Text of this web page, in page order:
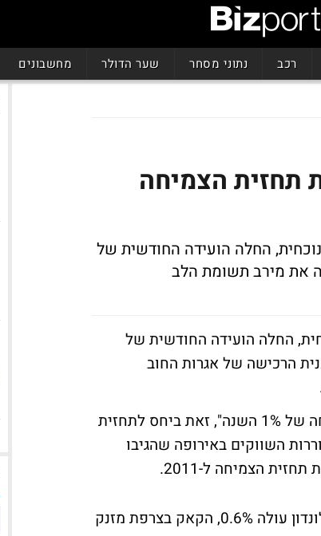
רכב נתוני מסחר שער הדולר מחשבונים
תחזית הצמיחה
החלה הועידה החודשית של
את מירב תשומת הלב
החלה הועידה החודשית של
הרכישה של אגרות החוב
עם תחילת נאומו אמר טרישה כי "הבנק המרכזי האירופי צופה צמיחה של 1% השנה", זאת ביחס לתחזית
הביאה להתעוררות השווקים באירופה שהגיבו
הצמיחה ל-2011.
בשעה זו, המדדים באירופה מגבירים את העליות כאמור. הפוטסי בלונדון עולה 0.6%, הקאק בצרפת מזנק